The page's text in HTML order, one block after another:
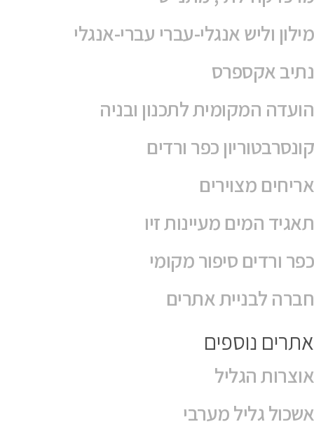
מילון וליש אנגלי-עברי עברי-אנגלי
נתיב אקספרס
הועדה המקומית לתכנון ובניה
קונסרבטוריון כפר ורדים
אריחים מצוירים
תאגיד המים מעיינות זיו
כפר ורדים סיפור מקומי
חברה לבניית אתרים
אתרים נוספים
אוצרות הגליל
אשכול גליל מערבי